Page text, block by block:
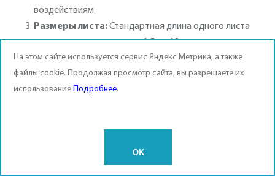
воздействиям.
Размеры листа:Стандартная длина одного листа
может варьироваться от 1,5 до 12 метров, вы можете
купить профлист сразу нужной длины, избегая
горизонтальных стыков на полотне будущего забора.
На этом сайте используется сервис Яндекс Метрика, а также
файлы cookie. Продолжая просмотр сайта, вы разрешаете их
использование.Подробнее.
OK